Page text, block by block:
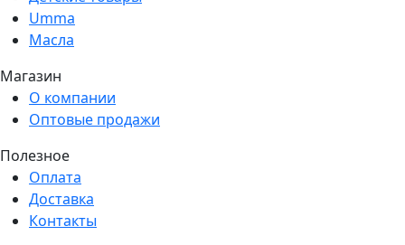
Umma
Масла
Магазин
О компании
Оптовые продажи
Полезное
Оплата
Доставка
Контакты